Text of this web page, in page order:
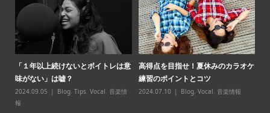
「１年以上続けないとボイトレは意
味がない」は嘘？
2024.09.05 Blog, Tips, Vocal, 音楽情
報
高得点を目指せ！夏休みのカラオケ
練習のポイントとコツ
2024.07.10 Blog, Vocal, 音楽情報